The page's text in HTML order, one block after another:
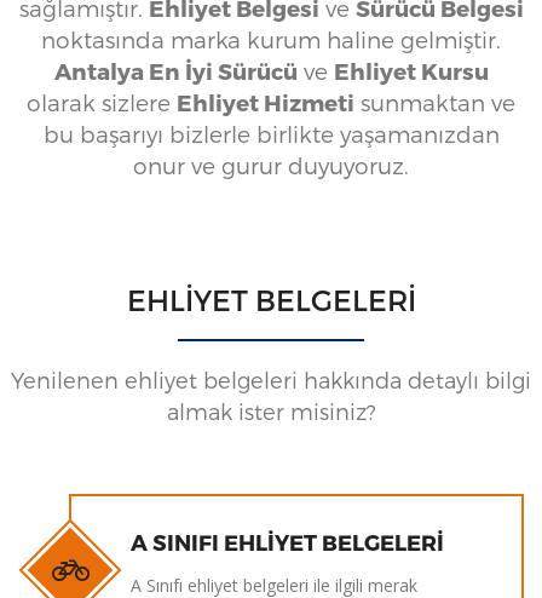
sağlamıştır. Ehliyet Belgesi ve Sürücü Belgesi
noktasında marka kurum haline gelmiştir.
Antalya En İyi Sürücü ve Ehliyet Kursu
olarak sizlere Ehliyet Hizmeti sunmaktan ve
bu başarıyı bizlerle birlikte yaşamanızdan
onur ve gurur duyuyoruz.
EHLIYET BELGELERI
Yenilenen ehliyet belgeleri hakkında detaylı bilgi
almak ister misiniz?
A SINIFI EHLIYET BELGELERI
A Sınıfı ehliyet belgeleri ile ilgili merak